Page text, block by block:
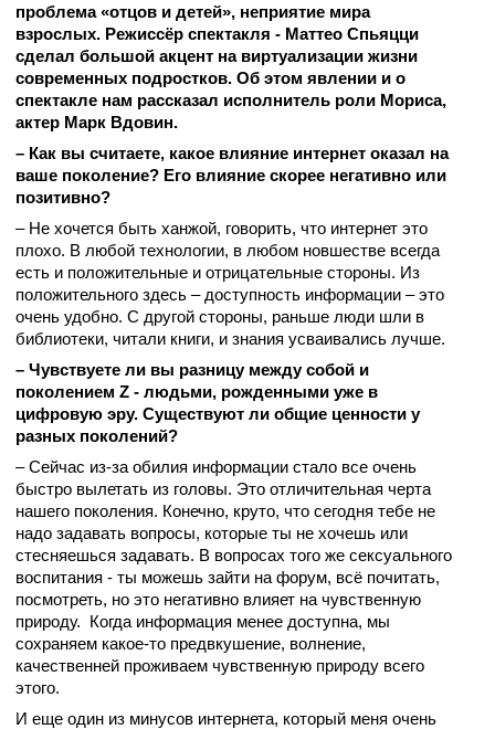
проблема «отцов и детей», неприятие мира
взрослых. Режиссёр спектакля - Маттео Спьяцци
сделал большой акцент на виртуализации жизни
современных подростков. Об этом явлении и о
спектакле нам рассказал исполнитель роли Мориса,
актер Марк Вдовин.
– Как вы считаете, какое влияние интернет оказал на
ваше поколение? Его влияние скорее негативно или
позитивно?
– Не хочется быть ханжой, говорить, что интернет это
плохо. В любой технологии, в любом новшестве всегда
есть и положительные и отрицательные стороны. Из
положительного здесь – доступность информации – это
очень удобно. С другой стороны, раньше люди шли в
библиотеки, читали книги, и знания усваивались лучше.
– Чувствуете ли вы разницу между собой и
поколением Z - людьми, рожденными уже в
цифровую эру. Существуют ли общие ценности у
разных поколений?
– Сейчас из-за обилия информации стало все очень
быстро вылетать из головы. Это отличительная черта
нашего поколения. Конечно, круто, что сегодня тебе не
надо задавать вопросы, которые ты не хочешь или
стесняешься задавать. В вопросах того же сексуального
воспитания - ты можешь зайти на форум, всё почитать,
посмотреть, но это негативно влияет на чувственную
природу. Когда информация менее доступна, мы
сохраняем какое-то предвкушение, волнение,
качественней проживаем чувственную природу всего
этого.
И еще один из минусов интернета, который меня очень